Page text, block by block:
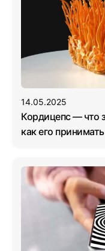
14.05.2025
Кордицепс — что
как его принимать